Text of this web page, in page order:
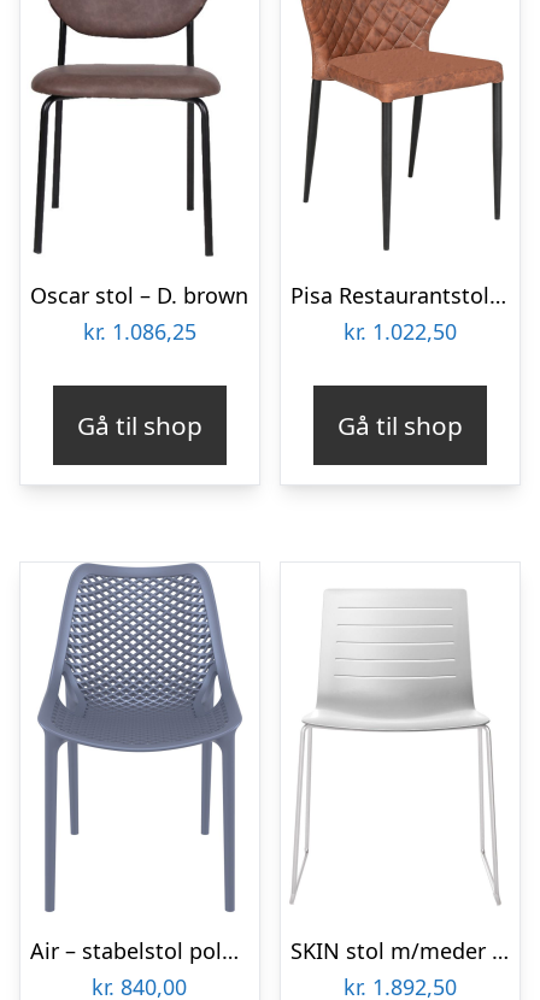
Oscar stol – D. brown
kr. 1.086,25
Gå til shop
Pisa Restaurantstol – Brun
kr. 1.022,50
Gå til shop
Air – stabelstol polypropylen – Mørkegrå
kr. 840,00
SKIN stol m/meder – Hvid
kr. 1.892,50